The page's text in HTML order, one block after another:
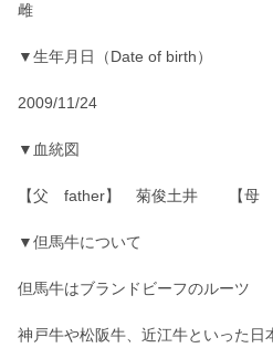
雌
▼生年月日（Date of birth）
2009/11/24
▼血統図
【父 father】 菊俊土井 【母
▼但馬牛について
但馬牛はブランドビーフのルーツ
神戸牛や松阪牛、近江牛といった日